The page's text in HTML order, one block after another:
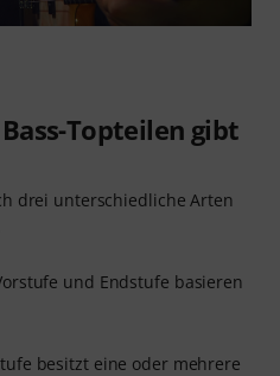
Topteilen gibt
drei unterschiedliche Arten
und Endstufe basieren
besitzt eine oder mehrere